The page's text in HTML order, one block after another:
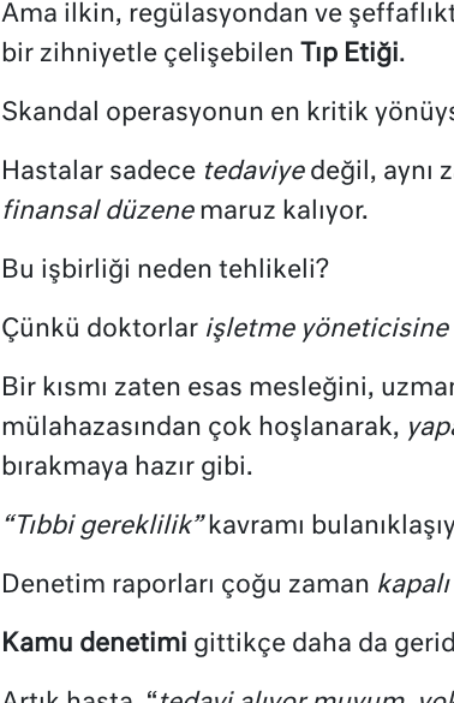
Ama ilkin, regülasyondan ve
bir zihniyetle çelişebilen
Tıp Etiği.
Skandal operasyonun en kritik
Hastalar sadece tedaviyedeğil, aynı
finansal düzene maruz kalıyor.
Bu işbirliği neden tehlikeli?
Çünkü doktorlar işletme yöneticisine
Bir kısmı zaten esas mesleğini,
mülahazasından çok hoşlanarak,
bırakmaya hazır gibi.
“Tıbbi gereklilik”kavramı
Denetim raporları çoğu zaman
Kamu denetimi gittikçe daha da